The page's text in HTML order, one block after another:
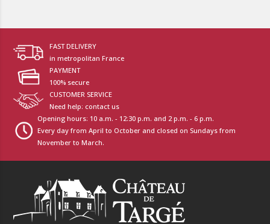
FAST DELIVERY
in metropolitan France
PAYMENT
100% secure
CUSTOMER SERVICE
Need help: contact us
Opening hours: 10 a.m. - 12:30 p.m. and 2 p.m. - 6 p.m.
Every day from April to October and closed on Sundays from
November to March.